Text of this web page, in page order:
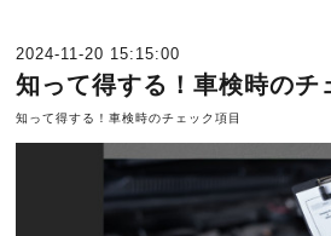
2024-11-20 15:15:00
知って得する！車検時のチ
知って得する！車検時のチェック項目